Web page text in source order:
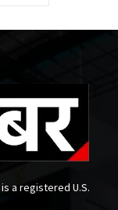
a registered U.S.